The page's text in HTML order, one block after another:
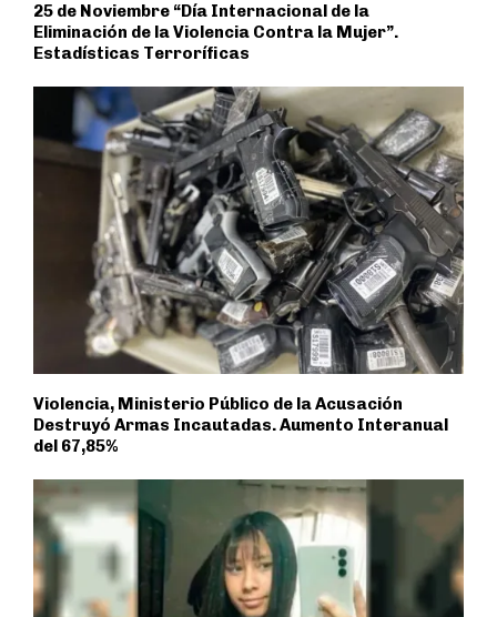
25 de Noviembre “Día Internacional de la
Eliminación de la Violencia Contra la Mujer”.
Estadísticas Terroríficas
Violencia, Ministerio Público de la Acusación
Destruyó Armas Incautadas. Aumento Interanual
del 67,85%